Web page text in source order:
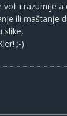
voli i razumije a
ili maštanje
slike,
;-)